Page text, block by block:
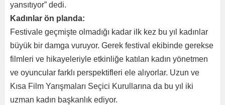
yansıtıyor” dedi.
Kadınlar ön planda:
Festivale geçmişte olmadığı kadar ilk kez bu yıl kadınlar
büyük bir damga vuruyor. Gerek festival ekibinde gerekse
filmleri ve hikayeleriyle etkinliğe katılan kadın yönetmen
ve oyuncular farklı perspektifleri ele alıyorlar. Uzun ve
Kısa Film Yarışmaları Seçici Kurullarına da bu yıl iki
uzman kadın başkanlık ediyor.